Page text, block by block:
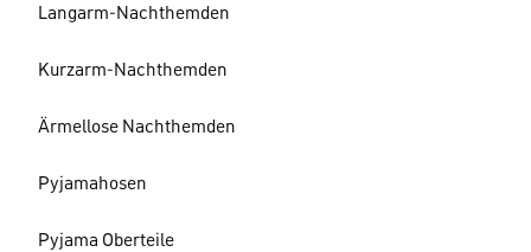
Langarm-Nachthemden
Kurzarm-Nachthemden
Ärmellose Nachthemden
Pyjamahosen
Pyjama Oberteile